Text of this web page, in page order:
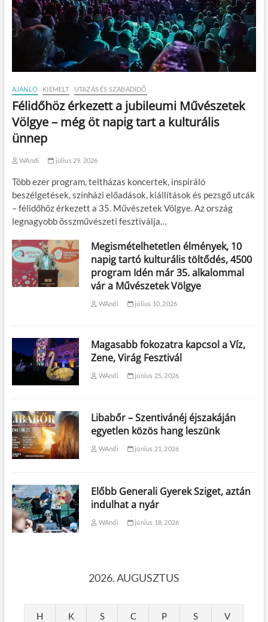
AJÁNLÓ KIEMELT UTAZÁS ÉS SZABADIDŐ
Félidőhöz érkezett a jubileumi Művészetek
Völgye – még öt napig tart a kulturális
ünnep
WAndi július 29, 2026
Több ezer program, teltházas koncertek, inspiráló
beszélgetések, színházi előadások, kiállítások és pezsgő utcák
– félidőhöz érkezett a 35. Művészetek Völgye. Az ország
legnagyobb összművészeti fesztiválja…
Megismételhetetlen élmények, 10
napig tartó kulturális töltődés, 4500
program Idén már 35. alkalommal
vár a Művészetek Völgye
WAndi július 10, 2026
Magasabb fokozatra kapcsol a Víz,
Zene, Virág Fesztivál
WAndi június 25, 2026
Libabőr – Szentivánéj éjszakáján
egyetlen közös hang leszünk
WAndi június 21, 2026
Előbb Generali Gyerek Sziget, aztán
indulhat a nyár
WAndi június 18, 2026
2026. AUGUSZTUS
H K S C P S V